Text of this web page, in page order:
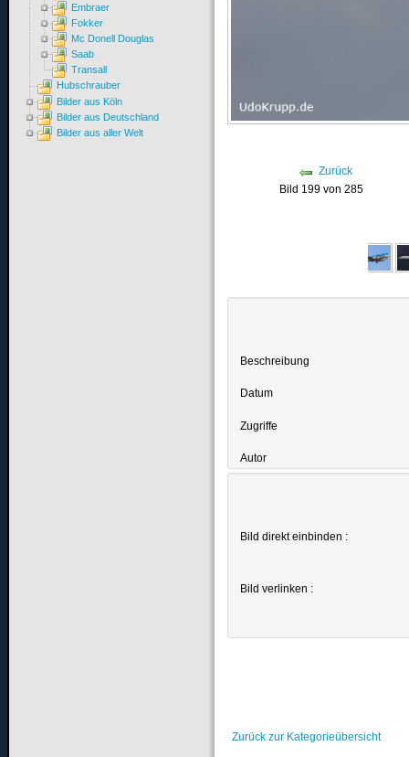
Zurück
Bild 199 von 285
Beschreibung
Datum
Zugriffe
Autor
Bild direkt einbinden :
Bild verlinken :
Zurück zur Kategorieübersicht
Embraer
Fokker
Mc Donell Douglas
Saab
Transall
Hubschrauber
Bilder aus Köln
Bilder aus Deutschland
Bilder aus aller Welt